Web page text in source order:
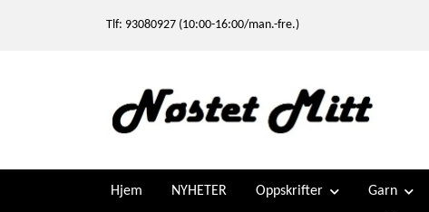
Tlf: 93080927 (10:00-16:00/man.-fre.)
Hjem NYHETER Oppskrifter Garn